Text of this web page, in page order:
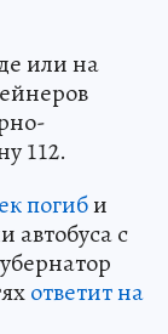
или на
112.
погиби
автобуса с
ответит на